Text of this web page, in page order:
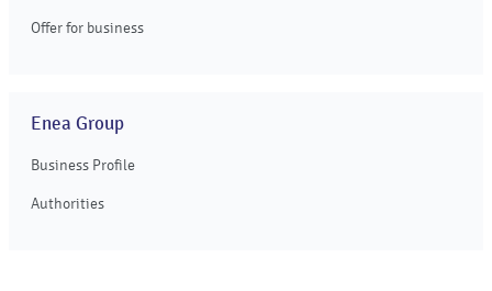
Offer for business
Enea Group
Business Profile
Authorities